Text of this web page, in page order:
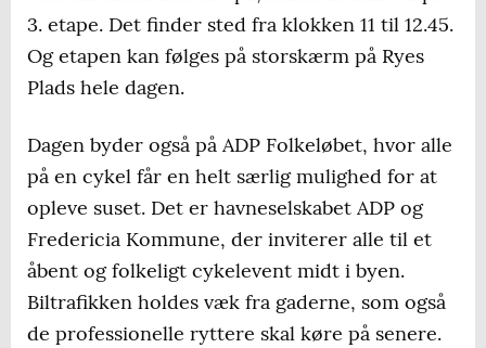
byens gågader
11.00: Streetfod området på J.B. Nielsens
Plads åbner
12.00-14.15: Mød Skoda og få en BørneTour
drikkedunk. Se og prøv Woom Bikes
udstillingscykler, mød Fredericia CCs
ungdomsafdeling og meget mere
12.00-19.00: Gratis ansigtsmaling for børn
på Urbania Street Food
3. etape. Det finder sted fra klokken 11 til 12.45.
Og etapen kan følges på storskærm på Ryes
Plads hele dagen.
Dagen byder også på ADP Folkeløbet, hvor alle
på en cykel får en helt særlig mulighed for at
opleve suset. Det er havneselskabet ADP og
Fredericia Kommune, der inviterer alle til et
åbent og folkeligt cykelevent midt i byen.
Biltrafikken holdes væk fra gaderne, som også
de professionelle ryttere skal køre på senere.